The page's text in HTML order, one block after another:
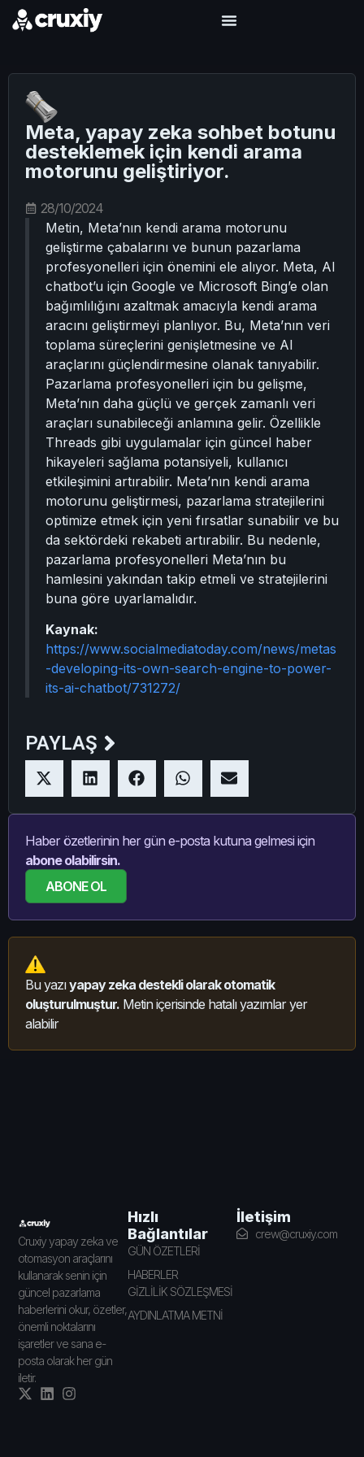
Meta, yapay zeka sohbet botunu
desteklemek için kendi arama
motorunu geliştiriyor.
28/10/2024
Metin, Meta’nın kendi arama motorunu
geliştirme çabalarını ve bunun pazarlama
profesyonelleri için önemini ele alıyor. Meta, AI
chatbot’u için Google ve Microsoft Bing’e olan
bağımlılığını azaltmak amacıyla kendi arama
aracını geliştirmeyi planlıyor. Bu, Meta’nın veri
toplama süreçlerini genişletmesine ve AI
araçlarını güçlendirmesine olanak tanıyabilir.
Pazarlama profesyonelleri için bu gelişme,
Meta’nın daha güçlü ve gerçek zamanlı veri
araçları sunabileceği anlamına gelir. Özellikle
Threads gibi uygulamalar için güncel haber
hikayeleri sağlama potansiyeli, kullanıcı
etkileşimini artırabilir. Meta’nın kendi arama
motorunu geliştirmesi, pazarlama stratejilerini
optimize etmek için yeni fırsatlar sunabilir ve bu
da sektördeki rekabeti artırabilir. Bu nedenle,
pazarlama profesyonelleri Meta’nın bu
hamlesini yakından takip etmeli ve stratejilerini
buna göre uyarlamalıdır.
Kaynak:
https://www.socialmediatoday.com/news/metas
-developing-its-own-search-engine-to-power-
its-ai-chatbot/731272/
PAYLAŞ
Haber özetlerinin her gün e-posta kutuna gelmesi için
abone olabilirsin.
ABONE OL
Bu yazıyapay zeka destekli olarak otomatik
oluşturulmuştur. Metin içerisinde hatalı yazımlar yer
alabilir
Cruxiy yapay zeka ve
otomasyon araçlarını
kullanarak senin için
güncel pazarlama
haberlerini okur, özetler,
önemli noktalarını
işaretler ve sana e-
posta olarak her gün
iletir.
Hızlı
Bağlantılar
GÜN ÖZETLERİ
HABERLER
GİZLİLİK SÖZLEŞMESİ
AYDINLATMA METNİ
İletişim
crew@cruxiy.com